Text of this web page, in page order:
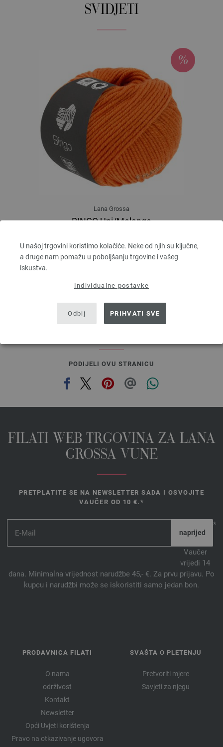
U našoj trgovini koristimo kolačiće. Neke od njih su ključne,
a druge nam pomažu u poboljšanju trgovine i vašeg
iskustva.
Individualne postavke
Odbij PRIHVATI SVE
SVIDJETI
Lana Grossa
BINGO Uni/Melange
Dužina: otprilike 80 m / 50 g
Većina igle: 4,5 - 5,5
bez PDV-a, dodatno troškovi za dostavu, Osnovna cijena:
prev next
PODIJELI OVU STRANICU
FILATI WEB TRGOVINA ZA LANA
GROSSA VUNE
PRETPLATITE SE NA NEWSLETTER SADA I OSVOJITE
VAUČER OD 10 €.*
*
Vaučer
vrijedi 14
dana. Minimalna vrijednost narudžbe 45,- €. Za prvu prijavu. Po
kupcu i narudžbi može se iskoristiti samo jedan bon.
PRODAVNICA FILATI
O nama
održivost
Kontakt
Newsletter
Opći Uvjeti korištenja
Pravo na otkazivanje ugovora
SVAŠTA O PLETENJU
Pretvoriti mjere
Savjeti za njegu